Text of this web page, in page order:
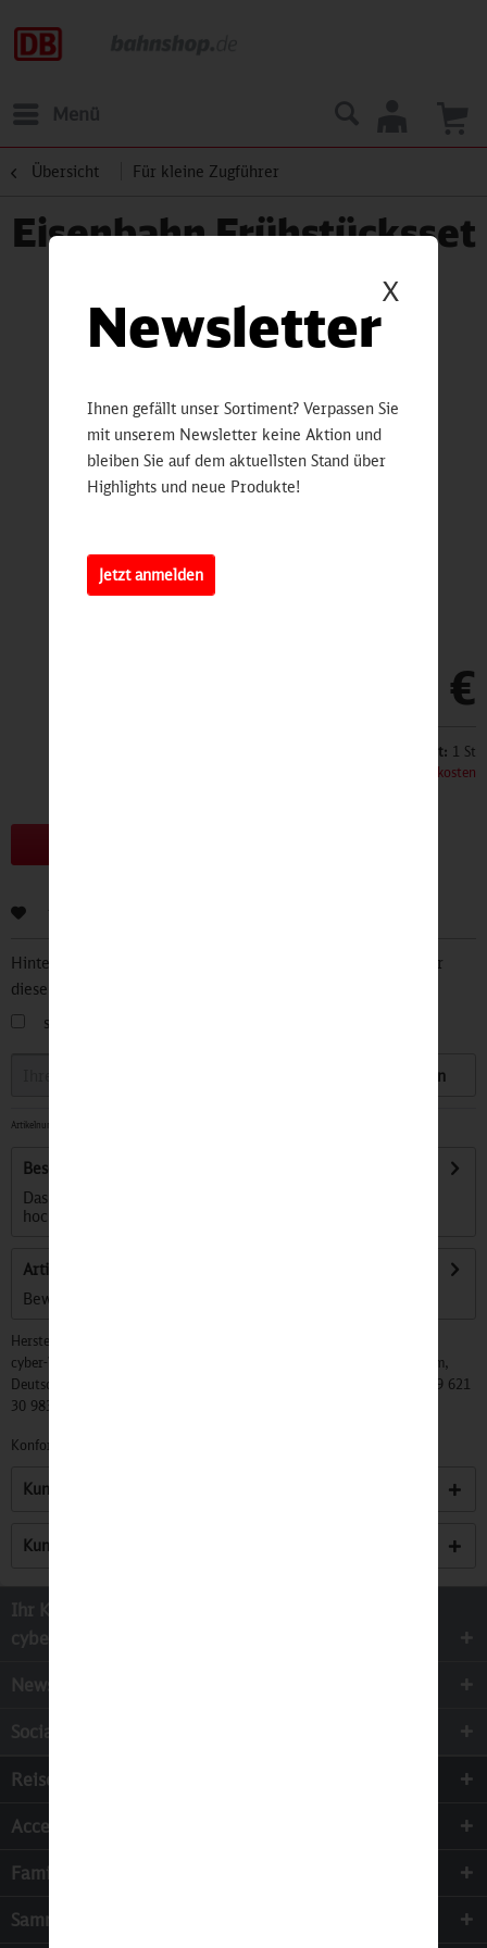
Menü
Übersicht Für kleine Zugführer
Eisenbahn Frühstücksset
29,50 €
Inhalt: 1 St
zzgl. Versandkosten
Hinterlegen Sie Ihre Email Adresse und bleiben Sie stets über
diesen Artikel informiert.
sobald der Artikel wieder
Speichern
Artikelnummer:
Beschreibung
Das Eisenbahn-Frühstücksset ist eine Kombination aus
hochwertigem Frühstücksbrettchen,...
Artikel bewerten
Bewertungen lesen, schreiben und diskutieren...
Hersteller:
cyber-Wear Heidelberg GmbH, Elsa-Brändström-Str. 4, 68229 Mannheim,
Deutschland, Info@mycybergroup.com, https://mycybergroup.com, +49 621
30 983 0
Konformitätserklärungen zu unseren Produkten finden Sie
Kunden kauften auch
Kunden haben sich ebenfalls angesehen
Ihr Kontakt zur
cyber-Wear Heidelberg GmbH
Newsletter
Socialmedia
Reisen
Accessoires
Familie & Kinder
Sammeln
X
Newsletter
Ihnen gefällt unser Sortiment? Verpassen Sie
mit unserem Newsletter keine Aktion und
bleiben Sie auf dem aktuellsten Stand über
Highlights und neue Produkte!
Jetzt anmelden